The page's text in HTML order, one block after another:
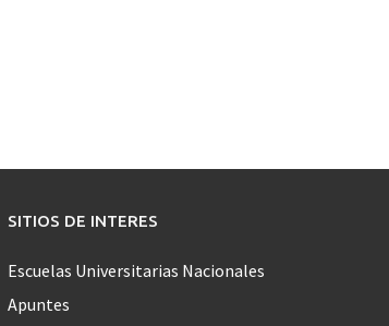
SITIOS DE INTERES
Escuelas Universitarias Nacionales
Apuntes